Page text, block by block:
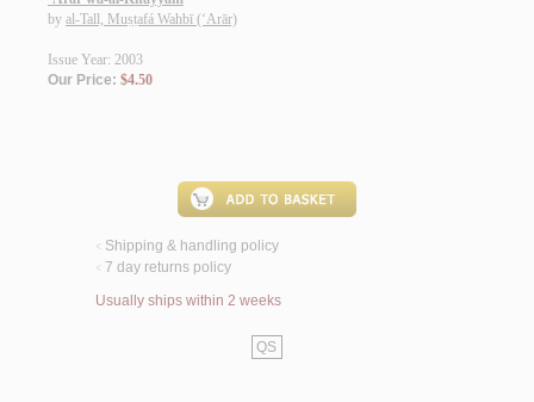
by al-Tall, Muṣṭafá Wahbī (‘Arār)
Issue Year: 2003
Our Price: $4.50
< Shipping & handling policy
< 7 day returns policy
Usually ships within 2 weeks
QS